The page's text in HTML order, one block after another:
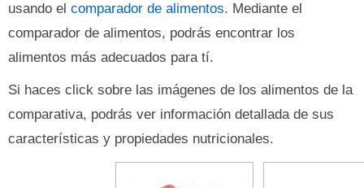
usando el comparador de alimentos. Mediante el
comparador de alimentos, podrás encontrar los
alimentos más adecuados para tí.
Si haces click sobre las imágenes de los alimentos de la
comparativa, podrás ver información detallada de sus
características y propiedades nutricionales.